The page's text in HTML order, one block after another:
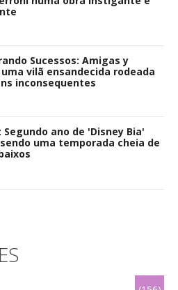
Sucessos: Amigas y
uma vilã ensandecida rodeada
inconsequentes
Segundo ano de 'Disney Bia'
uma temporada cheia de